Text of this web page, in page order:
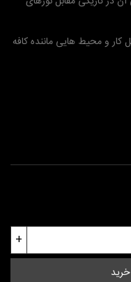
کار و محیط هایی ماننده کافه
+